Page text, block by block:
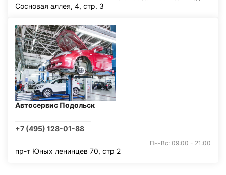
Сосновая аллея, 4, стр. 3
Автосервис Подольск
+7 (495) 128-01-88
Пн-Вс: 09:00 - 21:00
пр-т Юных ленинцев 70, стр 2